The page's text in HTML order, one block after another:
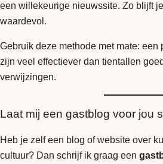
een willekeurige nieuwssite. Zo blijft
waardevol.
Gebruik deze methode met mate:
zijn veel effectiever dan tientallen
verwijzingen.
Laat mij een gastblog voor jou
Heb je zelf een blog of website over
cultuur? Dan schrijf ik graag een